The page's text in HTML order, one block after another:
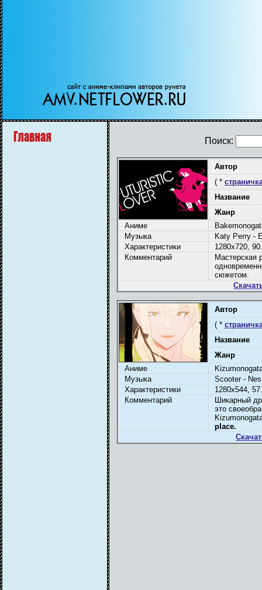
Поиск:
Автор
( *
Название
Жанр
Аниме
Музыка
Katy Perry -
Характеристики
1280x720,
Комментарий
Мастерская
сюжетом.
Автор
( *
Название
Жанр
Аниме
Музыка
Scooter -
Характеристики
1280x544,
Комментарий
Шикарный
это
place.